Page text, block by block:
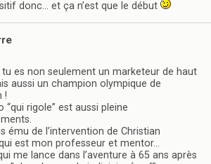
donc… et ça n’est que le début
tu es non seulement un marketeur de haut
aussi un champion olympique de
!
“qui rigole” est aussi pleine
ému de l’intervention de Christian
est mon professeur et mentor…
me lance dans l’aventure à 65 ans après